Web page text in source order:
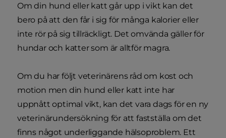
Om din hund eller katt går upp i vikt kan det
bero på att den får i sig för många kalorier eller
inte rör på sig tillräckligt. Det omvända gäller för
hundar och katter som är alltför magra.
Om du har följt veterinärens råd om kost och
motion men din hund eller katt inte har
uppnått optimal vikt, kan det vara dags för en ny
veterinärundersökning för att fastställa om det
finns något underliggande hälsoproblem. Ett